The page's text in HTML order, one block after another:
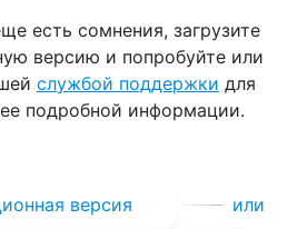
есть сомнения, загрузите
версию и попробуйте или
службой поддержки для
подробной информации.
версия или